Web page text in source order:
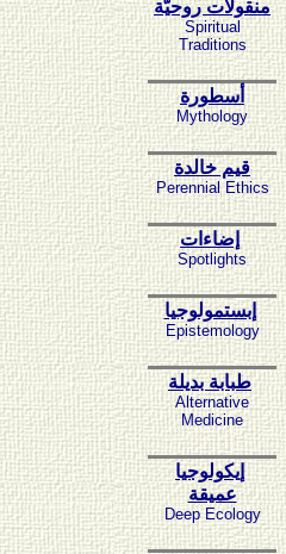
منقولات روحيّة
Spiritual
Traditions
أسطورة
Mythology
قيم خالدة
Perennial Ethics
إضاءات
Spotlights
إبستمولوجيا
Epistemology
طبابة بديلة
Alternative
Medicine
إيكولوجيا
عميقة
Deep Ecology